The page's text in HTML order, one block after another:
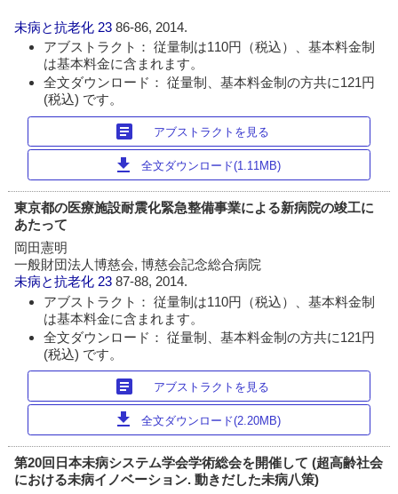
未病と抗老化 2386-86, 2014.
アブストラクト： 従量制は110円（税込）、基本料金制
は基本料金に含まれます。
全文ダウンロード： 従量制、基本料金制の方共に121円
(税込) です。
article アブストラクトを見る
download 全文ダウンロード(1.11MB)
東京都の医療施設耐震化緊急整備事業による新病院の竣工に
あたって
岡田憲明
一般財団法人博慈会, 博慈会記念総合病院
未病と抗老化 2387-88, 2014.
アブストラクト： 従量制は110円（税込）、基本料金制
は基本料金に含まれます。
全文ダウンロード： 従量制、基本料金制の方共に121円
(税込) です。
article アブストラクトを見る
download 全文ダウンロード(2.20MB)
第20回日本未病システム学会学術総会を開催して (超高齢社会
における未病イノベーション. 動きだした未病八策)